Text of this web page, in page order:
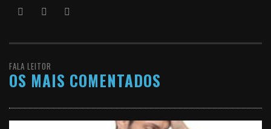
FALA LEITOR
OS MAIS COMENTADOS